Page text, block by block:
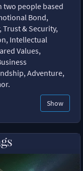
two people based
Bond,
& Security,
Intellectual
Values,
Adventure,
Show